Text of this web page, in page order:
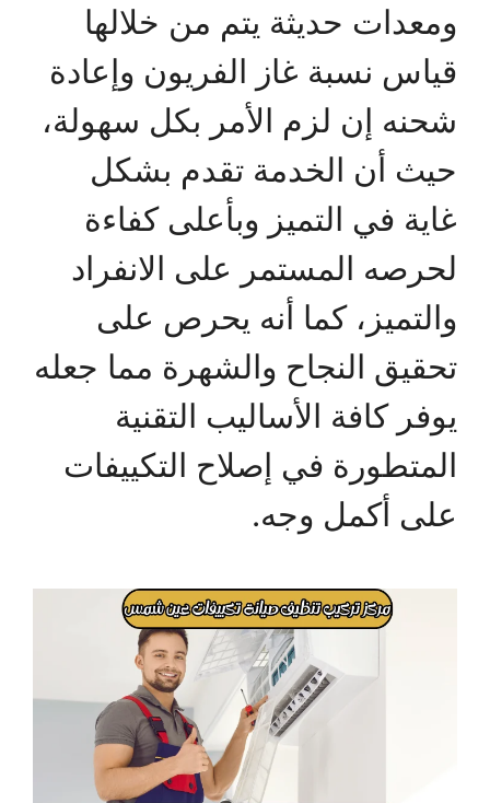
ومعدات حديثة يتم من خلالها
قياس نسبة غاز الفريون وإعادة
شحنه إن لزم الأمر بكل سهولة،
حيث أن الخدمة تقدم بشكل
غاية في التميز وبأعلى كفاءة
لحرصه المستمر على الانفراد
والتميز، كما أنه يحرص على
تحقيق النجاح والشهرة مما جعله
يوفر كافة الأساليب التقنية
المتطورة في إصلاح التكييفات
على أكمل وجه.